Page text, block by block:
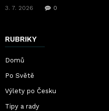
3. 7. 2026 0
RUBRIKY
Domů
Po Světě
Výlety po Česku
Tipy a rady